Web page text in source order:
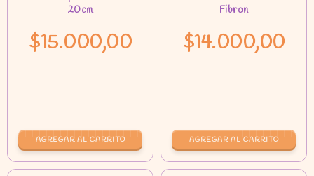
$15.000,00 $14.000,00